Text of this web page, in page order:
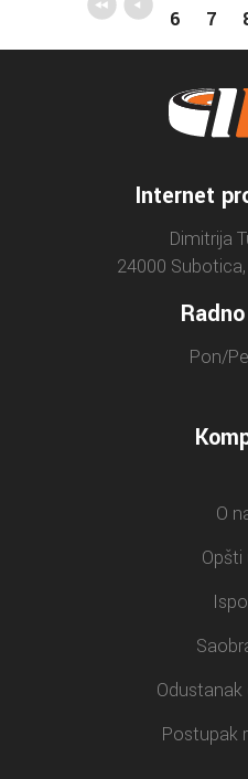
6
7
Internet
Dimitrija
24000
Pon/
O
Opšti
Postupak